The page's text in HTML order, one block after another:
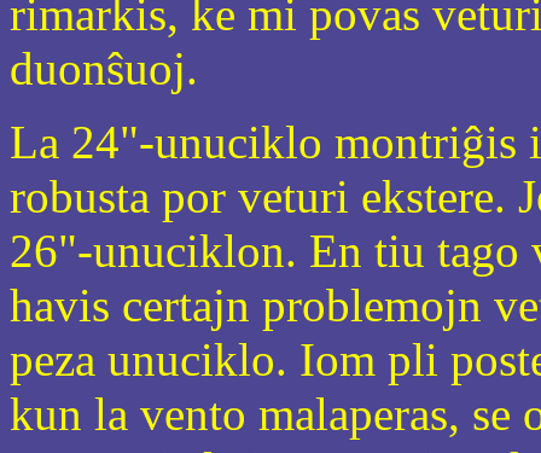
rimarkis, ke mi povas
duonŝuoj.
La 24"-unuciklo montriĝis
robusta por veturi ekstere.
26"-unuciklon. En tiu tago
havis certajn problemojn
peza unuciklo. Iom pli
kun la vento malaperas,